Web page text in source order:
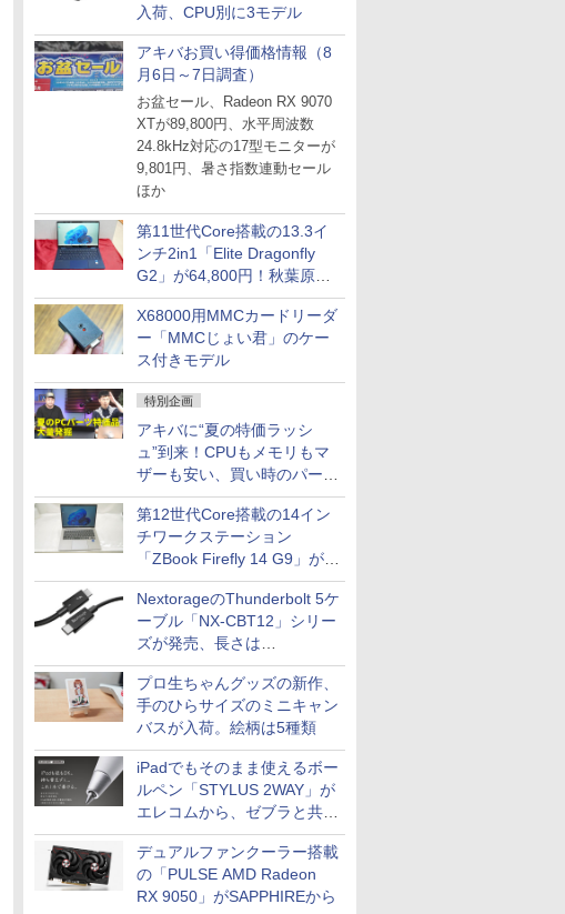
入荷、CPU別に3モデル
アキバお買い得価格情報（8
月6日～7日調査）
お盆セール、Radeon RX 9070
XTが89,800円、水平周波数
24.8kHz対応の17型モニターが
9,801円、暑さ指数連動セール
ほか
第11世代Core搭載の13.3イ
ンチ2in1「Elite Dragonfly
G2」が64,800円！秋葉原で
中古PCセール
X68000用MMCカードリーダ
ー「MMCじょい君」のケー
ス付きモデル
特別企画
アキバに“夏の特価ラッシ
ュ”到来！CPUもメモリもマ
ザーも安い、買い時のパーツ
は？【8月7日(金)22時配信】
第12世代Core搭載の14イン
チワークステーション
「ZBook Firefly 14 G9」が
79,800円！秋葉原で中古PC
セール
NextorageのThunderbolt 5ケ
ーブル「NX-CBT12」シリー
ズが発売、長さは
30cm/50cm/1mの3種類
プロ生ちゃんグッズの新作、
手のひらサイズのミニキャン
バスが入荷。絵柄は5種類
iPadでもそのまま使えるボー
ルペン「STYLUS 2WAY」が
エレコムから、ゼブラと共同
開発
デュアルファンクーラー搭載
の「PULSE AMD Radeon
RX 9050」がSAPPHIREから